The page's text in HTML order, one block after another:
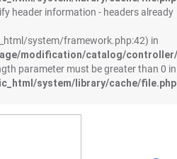
header information - headers already
system/framework.php:42) in
modification/catalog/
parameter must be greater than 0 in
system/library/cache/file.php